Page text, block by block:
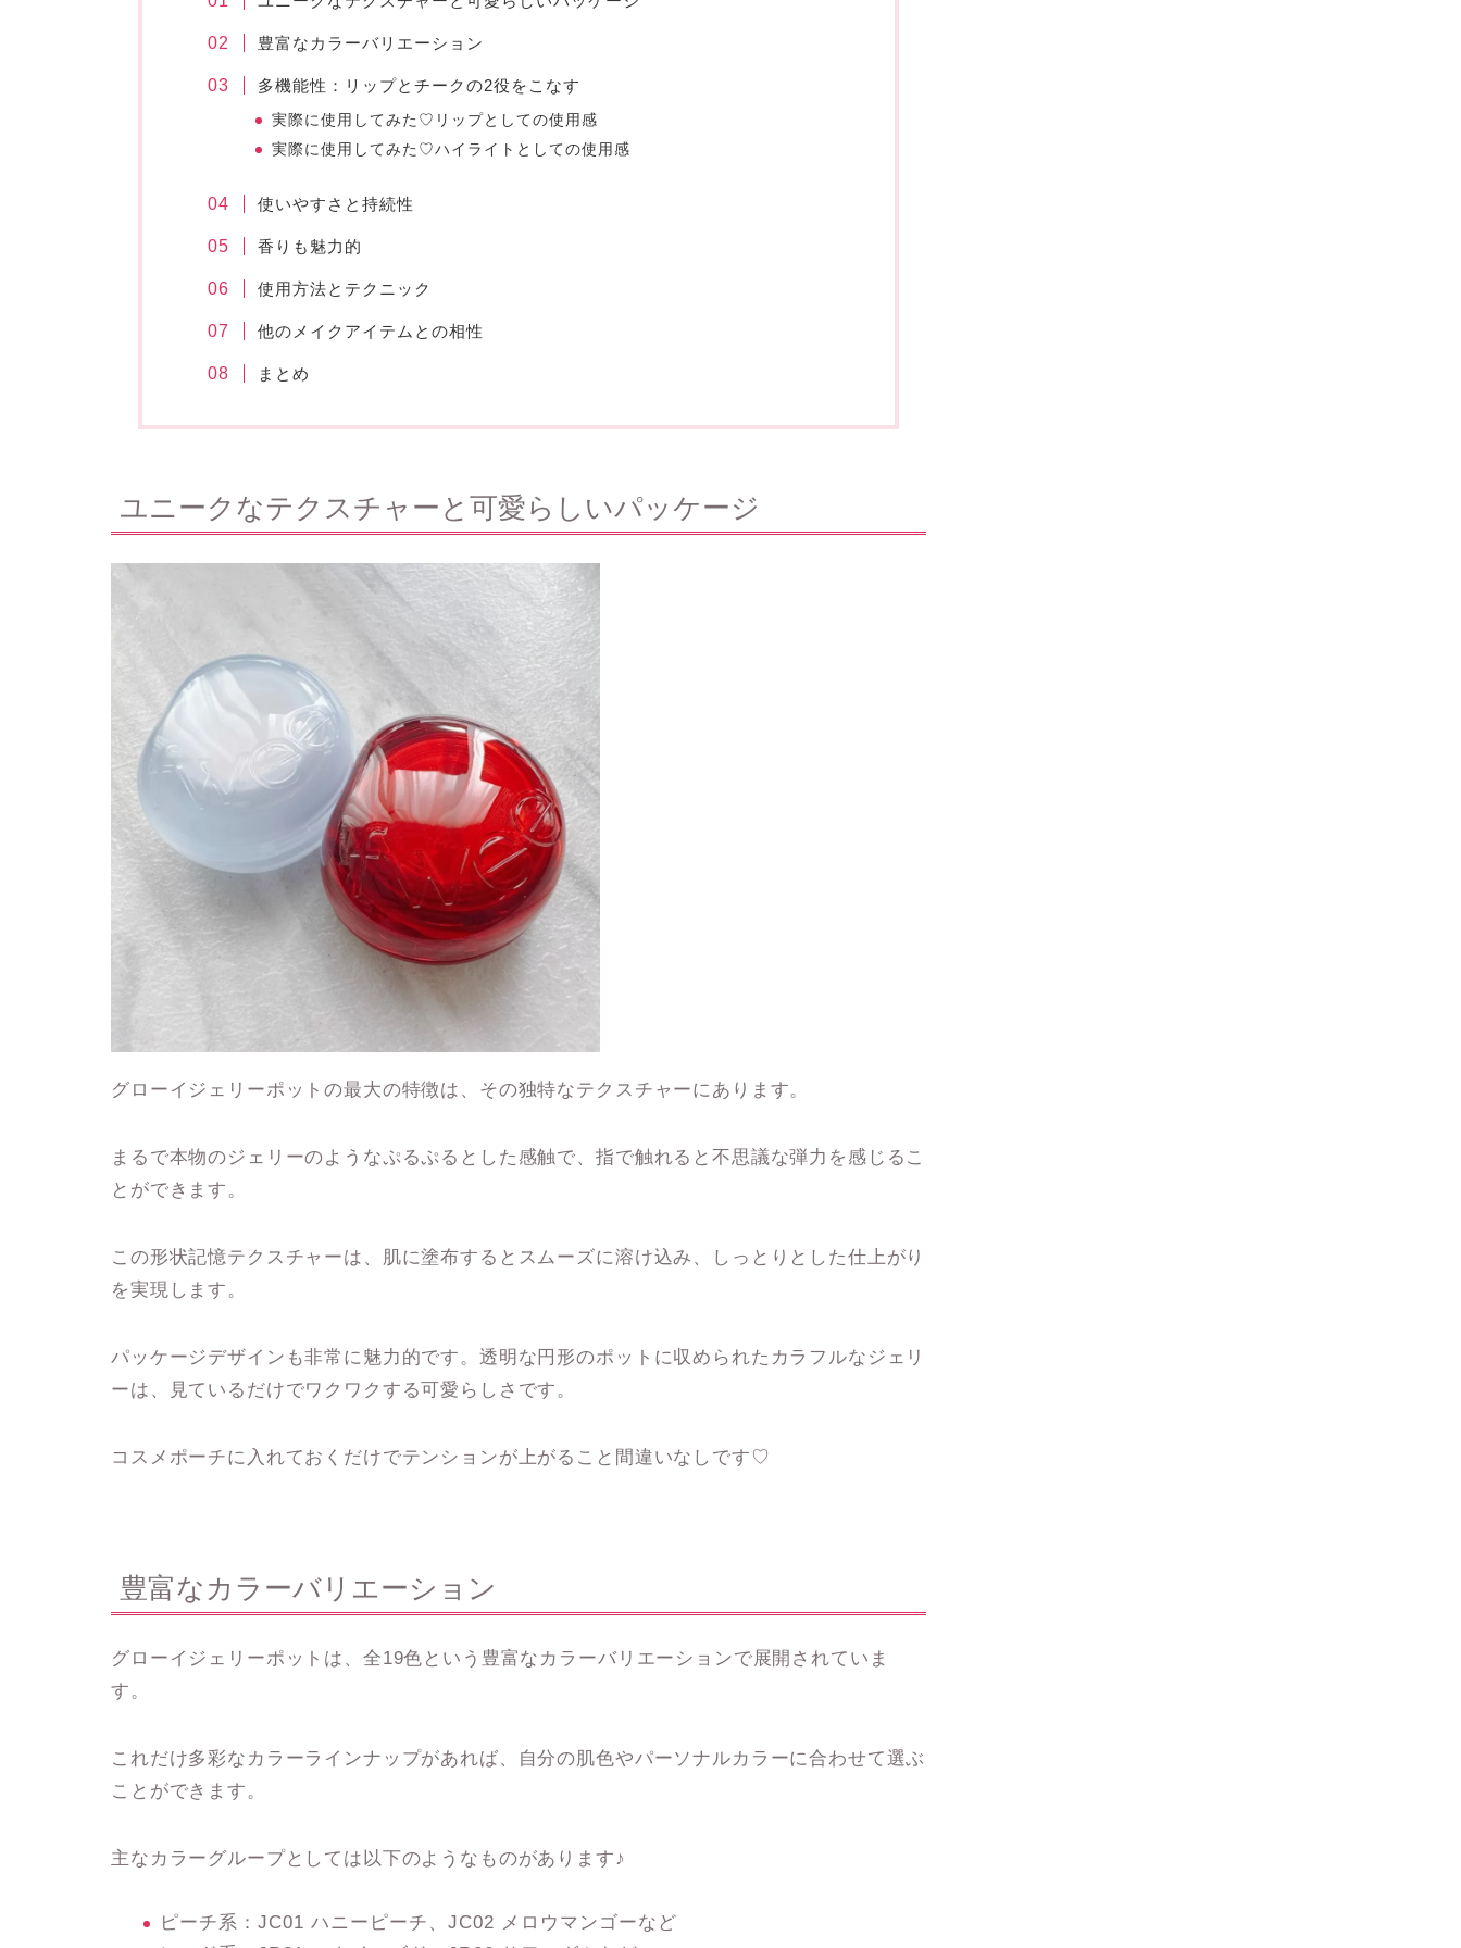
豊富なカラーバリエーション
多機能性：リップとチークの2役をこなす
実際に使用してみた♡リップとしての使用感
実際に使用してみた♡ハイライトとしての使用感
使いやすさと持続性
香りも魅力的
使用方法とテクニック
他のメイクアイテムとの相性
まとめ
ユニークなテクスチャーと可愛らしいパッケージ
グローイジェリーポットの最大の特徴は、その独特なテクスチャーにあります。
まるで本物のジェリーのようなぷるぷるとした感触で、指で触れると不思議な弾力を感じるこ
とができます。
この形状記憶テクスチャーは、肌に塗布するとスムーズに溶け込み、しっとりとした仕上がり
を実現します。
パッケージデザインも非常に魅力的です。透明な円形のポットに収められたカラフルなジェリ
ーは、見ているだけでワクワクする可愛らしさです。
コスメポーチに入れておくだけでテンションが上がること間違いなしです♡
豊富なカラーバリエーション
グローイジェリーポットは、全19色という豊富なカラーバリエーションで展開されていま
す。
これだけ多彩なカラーラインナップがあれば、自分の肌色やパーソナルカラーに合わせて選ぶ
ことができます。
主なカラーグループとしては以下のようなものがあります♪
ピーチ系：JC01 ハニーピーチ、JC02 メロウマンゴーなど